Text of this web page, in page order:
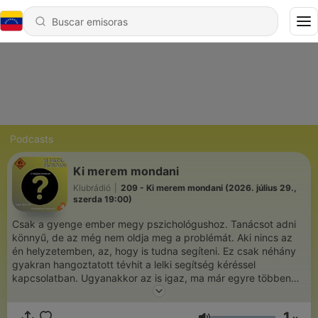
Podcasts
Ki merem mondani
Klubrádió
209 - Ki merem mondani (2026. július 29.,
szerda 19:00)
Csak a gyenge ember megy pszichológushoz. Tanácsot adni
könnyű, de az még nem oldja meg a problémát. Aki nincs az
én helyzetemben, az, hogy is tudna segíteni. Ez csak néhány
gyakran hangoztatott tévhit a lelki segítség kéréssel
kapcsolatban. Ugyanakkor az is igaz, ma már egyre többen
érzik úgy, hogy életük bizonyos szakaszában fontos támasz